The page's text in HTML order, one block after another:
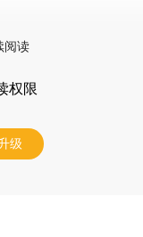
阅读
权限
级